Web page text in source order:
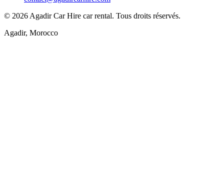
© 2026 Agadir Car Hire car rental. Tous droits réservés.
Agadir, Morocco